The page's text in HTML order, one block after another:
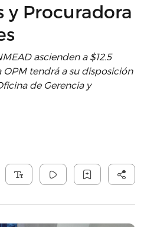
y Procuradora
ascienden a $12.5
tendrá a su disposición
de Gerencia y